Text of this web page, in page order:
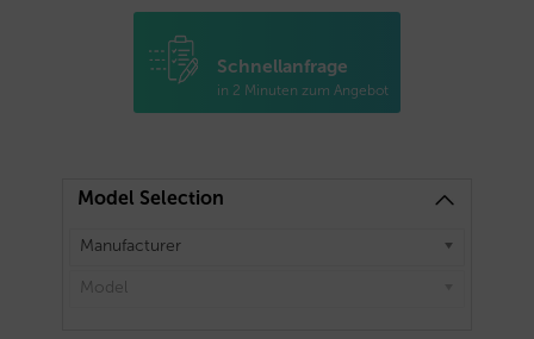
Schnellanfrage
in 2 Minuten zum Angebot
Model Selection
Manufacturer
Model